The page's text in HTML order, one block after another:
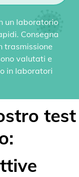
un laboratorio
Consegna
trasmissione
valutati e
in laboratori
test